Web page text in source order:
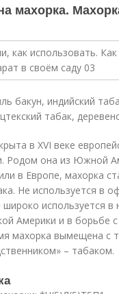
махорка.
бакун, индийский
табак,
в XVI веке
Родом она из Южной
в Европе, махорка
Не используется в
используется в
Америки и в борьбе
махорка вымещена с
– табаком.